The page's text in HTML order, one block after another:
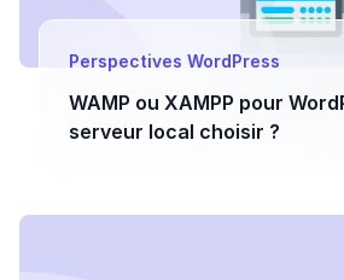
Perspectives WordPress
WAMP ou XAMPP pour
serveur local choisir ?